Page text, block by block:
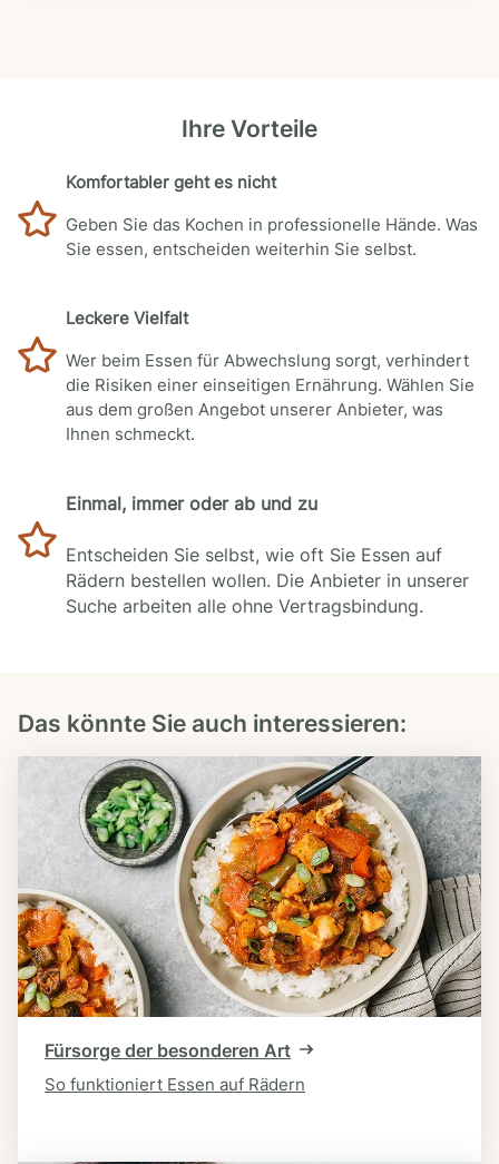
Ihre Vorteile
Komfortabler geht es nicht
Geben Sie das Kochen in professionelle Hände. Was
Sie essen, entscheiden weiterhin Sie selbst.
Leckere Vielfalt
Wer beim Essen für Abwechslung sorgt, verhindert
die Risiken einer einseitigen Ernährung. Wählen Sie
aus dem großen Angebot unserer Anbieter, was
Ihnen schmeckt.
Einmal, immer oder ab und zu
Entscheiden Sie selbst, wie oft Sie Essen auf
Rädern bestellen wollen. Die Anbieter in unserer
Suche arbeiten alle ohne Vertragsbindung.
Das könnte Sie auch interessieren:
Fürsorge der besonderen Art
So funktioniert Essen auf Rädern